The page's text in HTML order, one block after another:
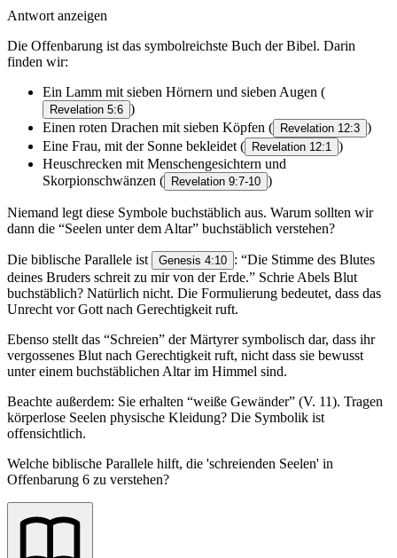
Antwort anzeigen
Die Offenbarung ist das symbolreichste Buch der Bibel. Darin
finden wir:
Ein Lamm mit sieben Hörnern und sieben Augen (
Revelation 5:6 )
Einen roten Drachen mit sieben Köpfen ( Revelation 12:3 )
Eine Frau, mit der Sonne bekleidet ( Revelation 12:1
)
Heuschrecken mit Menschengesichtern und
Skorpionschwänzen ( Revelation 9:7-10 )
Niemand legt diese Symbole buchstäblich aus. Warum sollten wir
dann die “Seelen unter dem Altar” buchstäblich verstehen?
Die biblische Parallele ist Genesis 4:10 : “Die Stimme des Blutes
deines Bruders schreit zu mir von der Erde.” Schrie Abels Blut
buchstäblich? Natürlich nicht. Die Formulierung bedeutet, dass das
Unrecht vor Gott nach Gerechtigkeit ruft.
Ebenso stellt das “Schreien” der Märtyrer symbolisch dar, dass ihr
vergossenes Blut nach Gerechtigkeit ruft, nicht dass sie bewusst
unter einem buchstäblichen Altar im Himmel sind.
Beachte außerdem: Sie erhalten “weiße Gewänder” (V. 11). Tragen
körperlose Seelen physische Kleidung? Die Symbolik ist
offensichtlich.
Welche biblische Parallele hilft, die 'schreienden Seelen' in
Offenbarung 6 zu verstehen?